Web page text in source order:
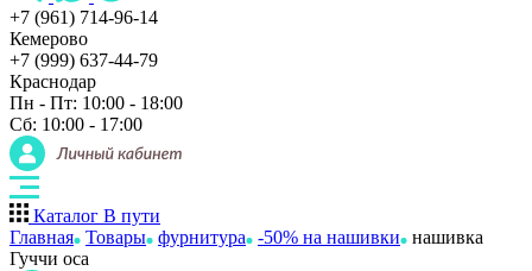
+7 (961) 714-96-14
Кемерово
+7 (999) 637-44-79
Краснодар
Пн - Пт: 10:00 - 18:00
Сб: 10:00 - 17:00
Каталог В пути
Главная Товары фурнитура -50% на нашивки
нашивка
Гуччи оса